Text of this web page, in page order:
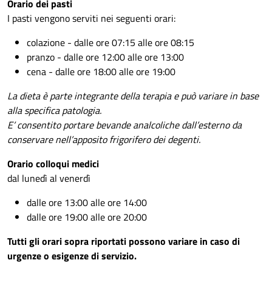
Orario dei pasti
I pasti vengono serviti nei seguenti orari:
colazione - dalle ore 07:15 alle ore 08:15
pranzo - dalle ore 12:00 alle ore 13:00
cena - dalle ore 18:00 alle ore 19:00
La dieta è parte integrante della terapia e può variare in base
alla specifica patologia.
E’ consentito portare bevande analcoliche dall’esterno da
conservare nell’apposito frigorifero dei degenti.
Orario colloqui medici
dal lunedì al venerdì
dalle ore 13:00 alle ore 14:00
dalle ore 19:00 alle ore 20:00
Tutti gli orari sopra riportati possono variare in caso di
urgenze o esigenze di servizio.